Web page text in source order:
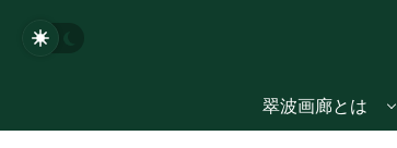
翠波画廊とは